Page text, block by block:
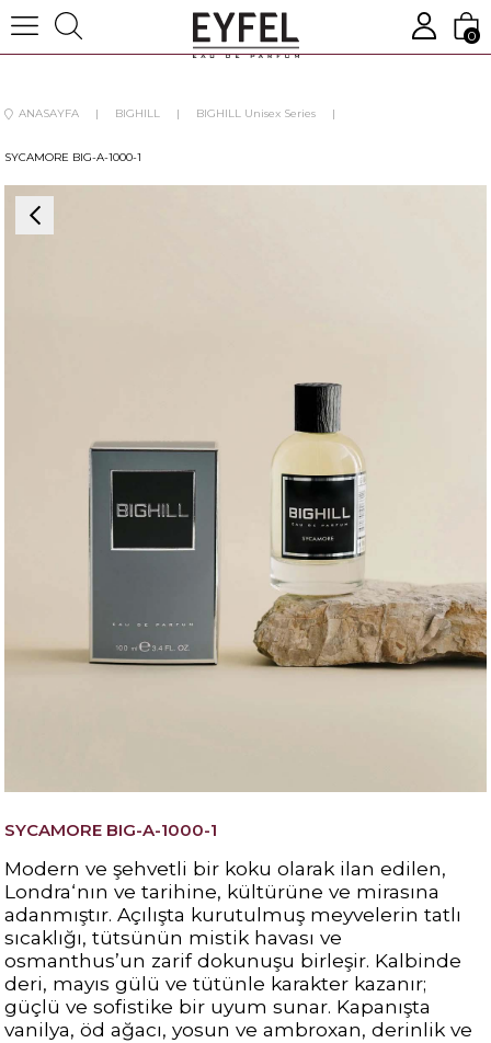
0
ANASAYFA BIGHILL BIGHILL Unisex Series
SYCAMORE BIG-A-1000-1
SYCAMORE BIG-A-1000-1
Modern ve şehvetli bir koku olarak ilan edilen,
Londra‘nın ve tarihine, kültürüne ve mirasına
adanmıştır. Açılışta kurutulmuş meyvelerin tatlı
sıcaklığı, tütsünün mistik havası ve
osmanthus’un zarif dokunuşu birleşir. Kalbinde
deri, mayıs gülü ve tütünle karakter kazanır;
güçlü ve sofistike bir uyum sunar. Kapanışta
vanilya, öd ağacı, yosun ve ambroxan, derinlik ve